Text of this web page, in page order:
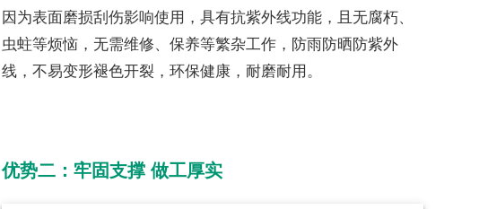
因为表面磨损刮伤影响使用，具有抗紫外线功能，且无腐朽、
虫蛀等烦恼，无需维修、保养等繁杂工作，防雨防晒防紫外
线，不易变形褪色开裂，环保健康，耐磨耐用。
优势二：牢固支撑 做工厚实